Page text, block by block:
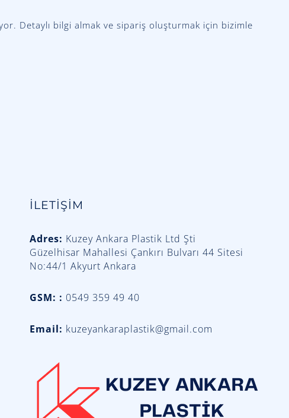
Detaylı bilgi almak ve sipariş oluşturmak için bizimle
İLETİŞİM
Adres: Kuzey Ankara Plastik Ltd Şti
Güzelhisar Mahallesi Çankırı Bulvarı 44 Sitesi
No:44/1 Akyurt Ankara
GSM: : 0549 359 49 40
Email: kuzeyankaraplastik@gmail.com